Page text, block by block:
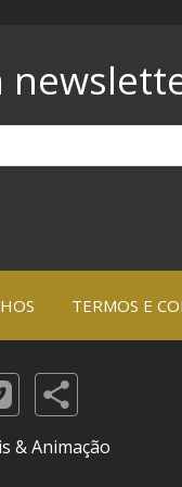
TERMOS E
& Animação